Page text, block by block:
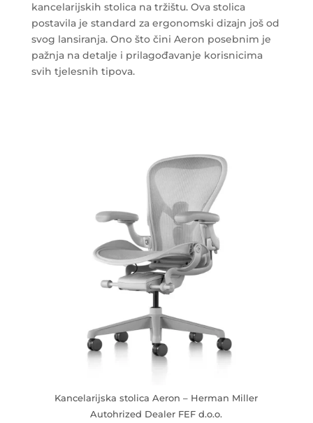
kancelarijskih stolica na tržištu. Ova stolica
postavila je standard za ergonomski dizajn još od
svog lansiranja. Ono što čini Aeron posebnim je
pažnja na detalje i prilagođavanje korisnicima
svih tjelesnih tipova.
Kancelarijska stolica Aeron – Herman Miller
Autohrized Dealer FEF d.o.o.